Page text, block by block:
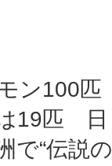
ン100匹
19匹 日
で“伝説の